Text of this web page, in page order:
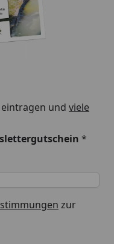
eintragen und viele
*
zur